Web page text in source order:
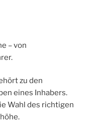
– von
zu den
eines Inhabers.
Wahl des richtigen